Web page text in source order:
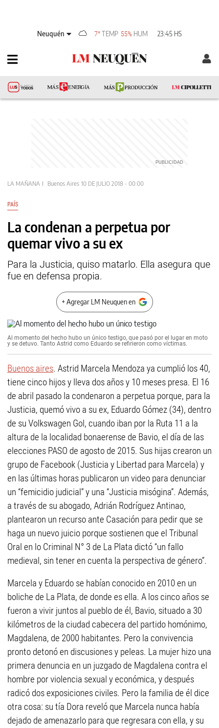
Neuquén 7° TEMP 55% HUM 23:45 HS
LA MAÑANA Buenos Aires 10 DE JULIO 2018 - 00:00
PAÍS
La condenan a perpetua por
quemar vivo a su ex
Para la Justicia, quiso matarlo. Ella asegura que
fue en defensa propia.
+ Agregar LM Neuquen en
Al momento del hecho hubo un único testigo, que pasó por el lugar en moto
y se detuvo. Tanto Astrid como Eduardo se refirieron como víctimas.
Buenos aires. Astrid Marcela Mendoza ya cumplió los 40,
tiene cinco hijos y lleva dos años y 10 meses presa. El 16
de abril pasado la condenaron a perpetua porque, para la
Justicia, quemó vivo a su ex, Eduardo Gómez (34), dentro
de su Volkswagen Gol, cuando iban por la Ruta 11 a la
altura de la localidad bonaerense de Bavio, el día de las
elecciones PASO de agosto de 2015. Sus hijas crearon un
grupo de Facebook (Justicia y Libertad para Marcela) y
en las últimas horas publicaron un video para denunciar
un “femicidio judicial” y una “Justicia misógina”. Además,
a través de su abogado, Adrián Rodríguez Antinao,
plantearon un recurso ante Casación para pedir que se
haga un nuevo juicio porque sostienen que el Tribunal
Oral en lo Criminal N° 3 de La Plata dictó “un fallo
medieval, sin tener en cuenta la perspectiva de género”.
Marcela y Eduardo se habían conocido en 2010 en un
boliche de La Plata, de donde es ella. A los cinco años se
fueron a vivir juntos al pueblo de él, Bavio, situado a 30
kilómetros de la ciudad cabecera del partido homónimo,
Magdalena, de 2000 habitantes. Pero la convivencia
pronto detonó en discusiones y peleas. La mujer hizo una
primera denuncia en un juzgado de Magdalena contra el
hombre por violencia sexual y económica, y después
radicó dos exposiciones civiles. Pero la familia de él dice
otra cosa: su tía Dora reveló que Marcela nunca había
dejado de amenazarlo para que regresara con ella, y su